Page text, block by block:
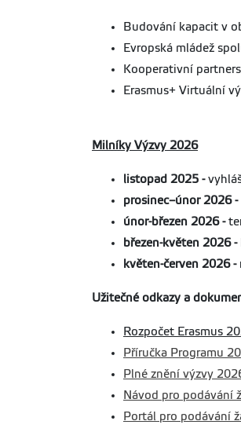
Budování kapacit v
Evropská mládež
Kooperativní
Erasmus+ Virtuální
Milníky Výzvy 2026
listopad 2025 -
prosinec–únor 2026 -
únor-březen 2026 -
březen-květen 2026 -
květen-červen 2026 -
Užitečné odkazy a
Rozpočet Erasmus
Příručka Programu
Plné znění výzvy
Návod pro podávání
Portál pro podávání